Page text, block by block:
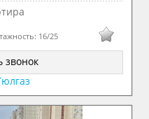
16/25
звонок